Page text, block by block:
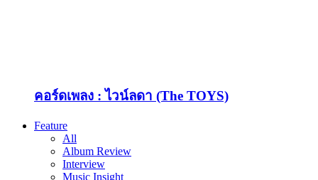
คอร์ดเพลง : ไวน์ลดา (The TOYS)
Feature
All
Album Review
Interview
Music Insight